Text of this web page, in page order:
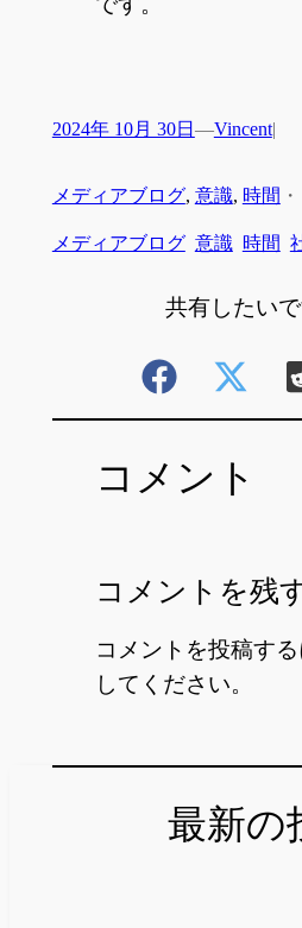
2024年 10月 30日 —Vincent|
メディアブログ, 意識, 時間 ・
メディアブログ 意識 時間
共有したい
コメント
コメントを残
コメントを投稿す
してください。
最新の